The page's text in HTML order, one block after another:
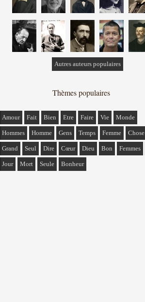
Autres auteurs populaires
Thèmes populaires
Amour Fait Bien Etre Faire Vie Monde
Hommes Homme Gens Temps Femme Chose
Grand Seul Dire Cœur Dieu Bon Femmes
Jour Mort Seule Bonheur